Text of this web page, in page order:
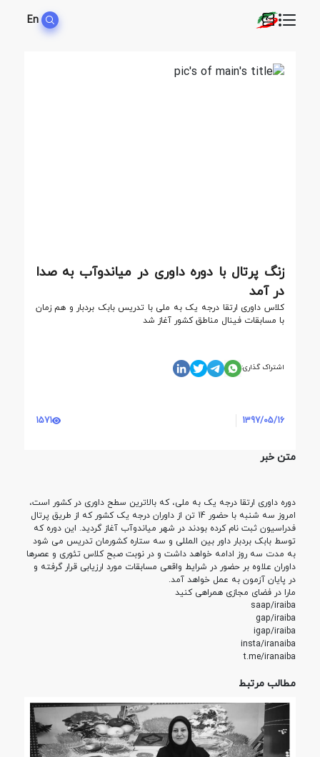
En
زنگ پرتال با دوره داوری در میاندوآب به صدا
در آمد
کلاس داوری ارتقا درجه یک به ملی با تدریس بابک بردبار و هم زمان
با مسابقات فینال مناطق کشور آغاز شد
اشتراک گذاری:
1397/05/16
1571
متن خبر
دوره داوری ارتقا درجه یک به ملی، که بالاترین سطح داوری در کشور است،
امروز سه شنبه با حضور 14 تن از داوران درجه یک کشور که از طریق پرتال
فدراسیون ثبت نام کرده بودند در شهر میاندوآب آغاز گردید. این دوره که
توسط بابک بردبار داور بین المللی و سه ستاره کشورمان تدریس می شود
به مدت سه روز ادامه خواهد داشت و در نوبت صبح کلاس تئوری و عصرها
داوران علاوه بر حضور در شرایط واقعی مسابقات مورد ارزیابی قرار گرفته و
در پایان آزمون به عمل خواهد آمد.
مارا در فضای مجازی همراهی کنید
saap/iraiba
gap/iraiba
igap/iraiba
insta/iranaiba
t.me/iranaiba
مطالب مرتبط